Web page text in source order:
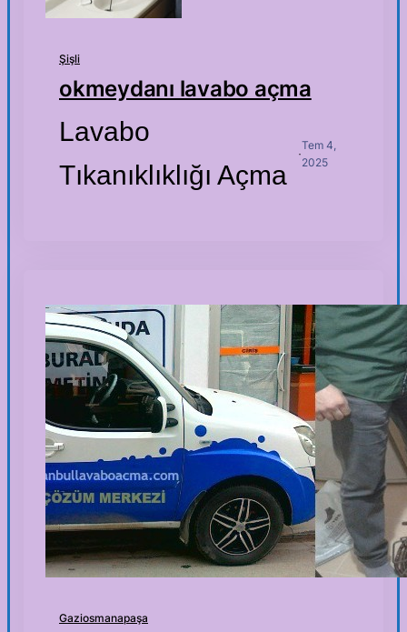
Şişli
okmeydanı lavabo açma
Lavabo
Tıkanıklıklığı Açma
·
Tem 4,
2025
Gaziosmanapaşa